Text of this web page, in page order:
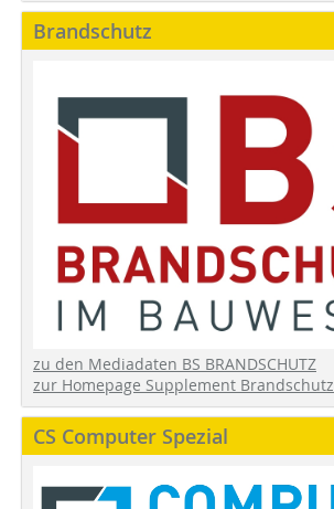
Brandschutz
zu den Mediadaten BS BRANDSCHUTZ
zur Homepage Supplement Brandschutz
CS Computer Spezial